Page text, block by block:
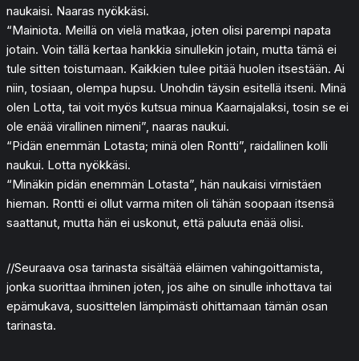
naukaisi. Naaras nyökkäsi.
“Mainiota. Meillä on vielä matkaa, joten olisi parempi napata
jotain. Voin tällä kertaa hankkia sinullekin jotain, mutta tämä ei
tule sitten toistumaan. Kaikkien tulee pitää huolen itsestään. Ai
niin, tosiaan, olempa hupsu. Unohdin täysin esitellä itseni. Minä
olen Lotta, tai voit myös kutsua minua Kaarnajalaksi, tosin se ei
ole enää virallinen nimeni”, naaras naukui.
“Pidän enemmän Lotasta; minä olen Rontti”, raidallinen kolli
naukui. Lotta nyökkäsi.
“Minäkin pidän enemmän Lotasta”, hän naukaisi virnistäen
hieman. Rontti ei ollut varma miten oli tähän soopaan itsensä
saattanut, mutta hän ei uskonut, että paluuta enää olisi.
//Seuraava osa tarinasta sisältää eläimen vahingoittamista,
jonka suorittaa ihminen joten, jos aihe on sinulle inhottava tai
epämukava, suosittelen lämpimästi ohittamaan tämän osan
tarinasta.